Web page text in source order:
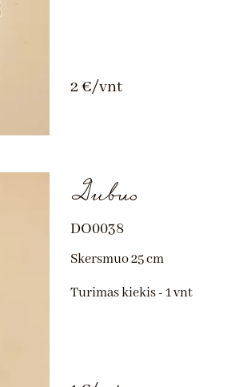
2 €/vnt
Dubuo
DO0038
Skersmuo 25 cm
Turimas kiekis - 1 vnt